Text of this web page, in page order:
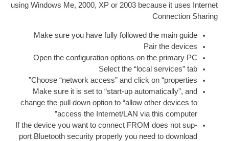
using Win­dows Me, 2000,XP or2003
Make sure you have fully fol­lowed the
Open the con­fig­ur­a­tion options on the
Select the “loc­al
Choose “net­work access” and click on
Make sure it is set to “start-up
change the pull down option to “allow
access the Internet/LAN via
If the device you want to con­nect FROM
port Bluetooth secur­ity prop­erly you need